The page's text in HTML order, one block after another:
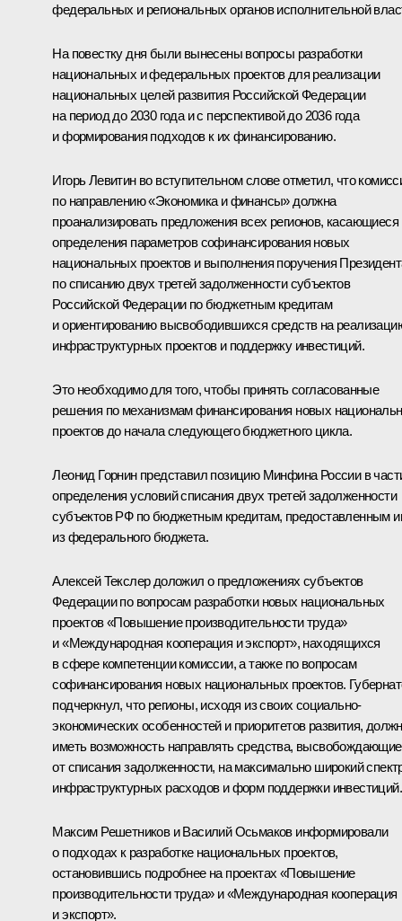
федеральных и региональных органов исполнительной
На повестку дня были вынесены вопросы разработки
национальных и федеральных проектов для реализации
национальных целей развития Российской Федерации
на период до 2030 года и с перспективой до 2036 года
и формирования подходов к их финансированию.
Игорь Левитинво вступительном слове отметил, что
по направлению «Экономика и финансы» должна
проанализировать предложения всех регионов, касающиеся
определения параметров софинансирования новых
национальных проектов и выполнения поручения
по списанию двух третей задолженности субъектов
Российской Федерации по бюджетным кредитам
и ориентированию высвободившихся средств на
инфраструктурных проектов и поддержку инвестиций.
Это необходимо для того, чтобы принять согласованные
решения по механизмам финансирования новых
проектов до начала следующего бюджетного цикла.
Леонид Горнин представил позицию Минфина России в
определения условий списания двух третей задолженности
субъектов РФ по бюджетным кредитам, предоставленным
из федерального бюджета.
Алексей Текслердоложил о предложениях субъектов
Федерации по вопросам разработки новых национальных
проектов «Повышение производительности труда»
и «Международная кооперация и экспорт», находящихся
в сфере компетенции комиссии, а также по вопросам
софинансирования новых национальных проектов.
подчеркнул, что регионы, исходя из своих социально-
экономических особенностей и приоритетов развития,
иметь возможность направлять средства,
от списания задолженности, на максимально широкий
инфраструктурных расходов и форм поддержки инвестиций.
Максим Решетников и Василий Осьмаков информировали
о подходах к разработке национальных проектов,
остановившись подробнее на проектах «Повышение
производительности труда» и «Международная кооперация
и экспорт».